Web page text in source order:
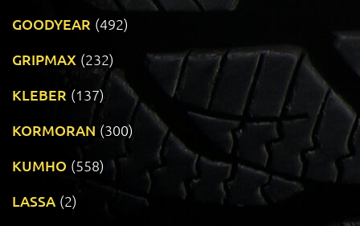
GOODYEAR (492)
GRIPMAX (232)
KLEBER (137)
KORMORAN (300)
KUMHO (558)
LASSA (2)